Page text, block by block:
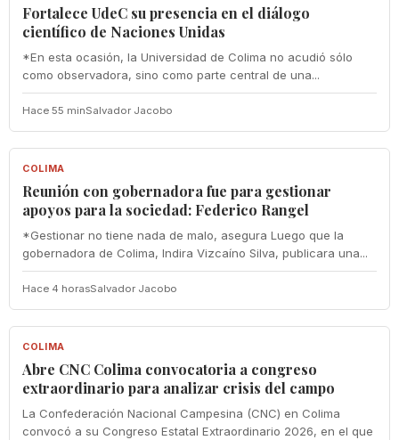
Fortalece UdeC su presencia en el diálogo
científico de Naciones Unidas
*En esta ocasión, la Universidad de Colima no acudió sólo
como observadora, sino como parte central de una...
Hace 55 minSalvador Jacobo
COLIMA
COLIMA
Reunión con gobernadora fue para gestionar
apoyos para la sociedad: Federico Rangel
*Gestionar no tiene nada de malo, asegura Luego que la
gobernadora de Colima, Indira Vizcaíno Silva, publicara una...
Hace 4 horasSalvador Jacobo
COLIMA
COLIMA
Abre CNC Colima convocatoria a congreso
extraordinario para analizar crisis del campo
La Confederación Nacional Campesina (CNC) en Colima
convocó a su Congreso Estatal Extraordinario 2026, en el que